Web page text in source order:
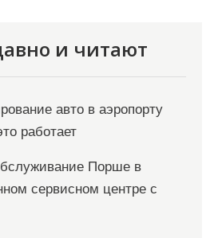
и читают
авто в аэропорту
работает
Порше в
сервисном центре с